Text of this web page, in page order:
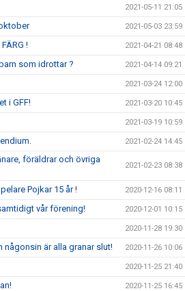
2021-05-11 21:05
2021-05-03 23:59
! 2021-04-21 08:48
som idrottar ? 2021-04-14 09:21
2021-03-24 12:00
i GFF! 2021-03-20 10:45
2021-03-19 10:59
2021-02-24 14:45
föräldrar och övriga
2021-02-23 08:38
Pojkar 15 år ! 2020-12-16 08:11
vår förening! 2020-12-01 10:15
2020-11-28 19:30
någonsin är alla granar slut! 2020-11-26 10:06
2020-11-25 21:40
2020-11-25 16:45